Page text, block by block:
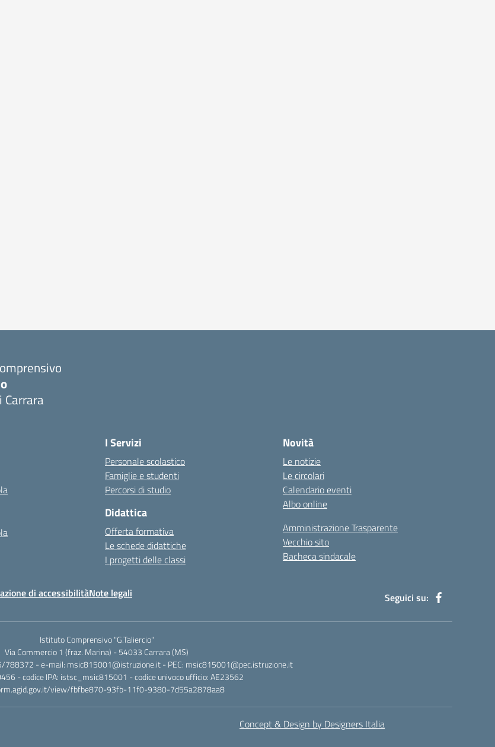
I Servizi
Personale scolastico
Famiglie e studenti
Percorsi di studio
Didattica
Offerta formativa
Le schede didattiche
I progetti delle classi
Novità
Le notizie
Le circolari
Calendario eventi
Albo online
Amministrazione Trasparente
Vecchio sito
Bacheca sindacale
di accessibilitàNote legali Seguici su:
Istituto Comprensivo "G.Taliercio"
Via Commercio 1 (fraz. Marina) - 54033 Carrara (MS)
- e-mail: msic815001@istruzione.it - PEC: msic815001@pec.istruzione.it
- codice IPA: istsc_msic815001 - codice univoco ufficio: AE23562
view/fbfbe870-93fb-11f0-9380-7d55a2878aa8
Concept & Design by Designers Italia